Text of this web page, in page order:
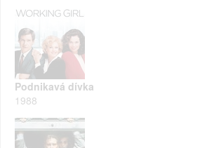
Podnikavá dívka
1988